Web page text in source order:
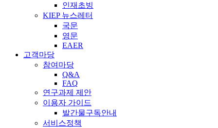
인재초빙
KIEP 뉴스레터
국문
영문
EAER
고객마당
참여마당
Q&A
FAQ
연구과제 제안
이용자 가이드
발간물구독안내
서비스정책